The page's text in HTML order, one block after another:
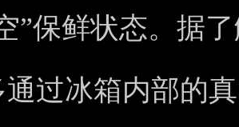
”保鲜状态。据
过冰箱内部的